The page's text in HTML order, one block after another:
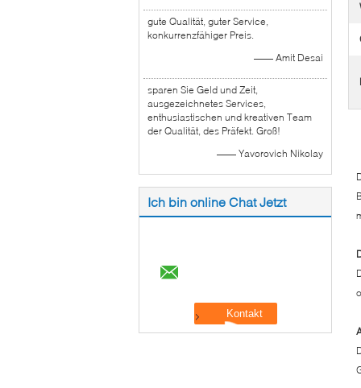
gute Qualität, guter Service,
konkurrenzfähiger Preis.
—— Amit Desai
sparen Sie Geld und Zeit,
ausgezeichnetes Services,
enthusiastischen und kreativen Team
der Qualität, des Präfekt. Groß!
—— Yavorovich Nikolay
Ich bin online Chat Jetzt